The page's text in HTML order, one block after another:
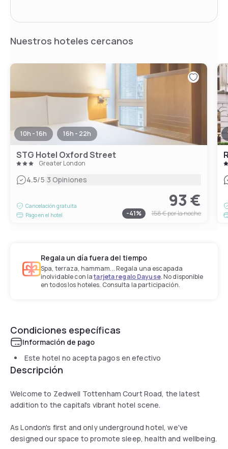
Nuestros hoteles cercanos
10h - 16h 16h - 22h
STG Hotel Oxford Street
Greater London
4.5/5|3 Opiniones
Cancelación gratuita
Pago en el hotel
93 €
-41% 158 €por la noche
Regala un día fuera del tiempo
Spa, terraza, hammam... Regala una escapada
inolvidable con latarjeta regalo Dayuse. No disponible
en todos los hoteles. Consulta la participación.
Condiciones específicas
Información de pago
Este hotel no acepta pagos en efectivo
Descripción
Welcome to Zedwell Tottenham Court Road, the latest
addition to the capital's vibrant hotel scene.
As London's first and only underground hotel, we've
designed our space to promote sleep, health and wellbeing.